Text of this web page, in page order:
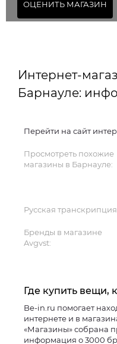
ОЦЕНИТЬ МАГАЗИН
Интернет-
Барнауле:
Перейти на сайт
Просмотреть похожие
магазины в Барнауле:
Русская
Бренды в магазине
Avgvst:
Где купить вещи,
Be-in.ru помогает
интернете и в
«Магазины» собрана
информация о 3000